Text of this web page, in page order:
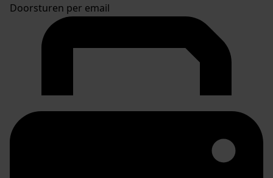
Doorsturen per email